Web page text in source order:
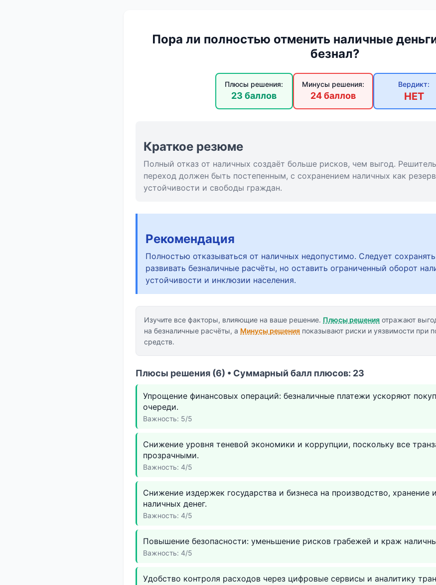
Пора ли полностью отменить наличные
безнал?
Плюсы решения:
23 баллов
Минусы решения:
24 баллов
Вердикт:
НЕТ
Краткое резюме
Полный отказ от наличных создаёт больше рисков, чем выгод.
переход должен быть постепенным, с сохранением наличных как
устойчивости и свободы граждан.
Рекомендация
Полностью отказываться от наличных недопустимо. Следует
развивать безналичные расчёты, но оставить ограниченный оборот
устойчивости и инклюзии населения.
Изучите все факторы, влияющие на ваше решение. Плюсы решения отражают
на безналичные расчёты, а Минусы решения показывают риски и уязвимости при
средств.
Плюсы решения (6) • Суммарный балл плюсов: 23
Упрощение финансовых операций: безналичные платежи ускоряют
очереди.
Важность: 5/5
Снижение уровня теневой экономики и коррупции, поскольку все
прозрачными.
Важность: 4/5
Снижение издержек государства и бизнеса на производство, хранение
наличных денег.
Важность: 4/5
Повышение безопасности: уменьшение рисков грабежей и краж
Важность: 4/5
Удобство контроля расходов через цифровые сервисы и аналитику